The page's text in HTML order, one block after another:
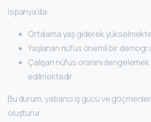
İspanya’da:
Ortalama yaş giderek
Yaşlanan nüfus önemli bir
Çalışan nüfus oranını
edilmektedir
Bu durum, yabancı iş gücü ve
oluşturur.